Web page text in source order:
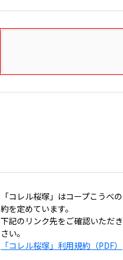
「コレル桜塚」はコープこうべ
約を定めています。
下記のリンク先をご確認いただ
さい。
「コレル桜塚」利用規約（PDF）